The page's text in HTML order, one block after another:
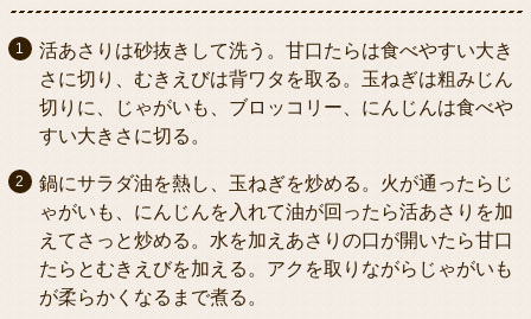
活あさりは砂抜きして洗う。甘口たらは食べやすい大き
さに切り、むきえびは背ワタを取る。玉ねぎは粗みじん
切りに、じゃがいも、ブロッコリー、にんじんは食べや
すい大きさに切る。
鍋にサラダ油を熱し、玉ねぎを炒める。火が通ったらじ
ゃがいも、にんじんを入れて油が回ったら活あさりを加
えてさっと炒める。水を加えあさりの口が開いたら甘口
たらとむきえびを加える。アクを取りながらじゃがいも
が柔らかくなるまで煮る。